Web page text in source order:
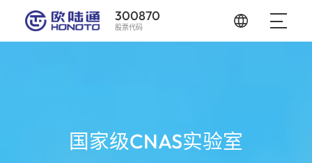
300870
股票代码
国家级CNAS实验室